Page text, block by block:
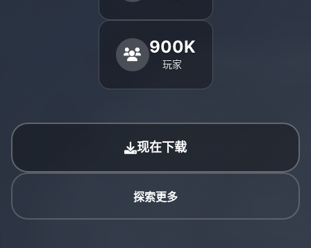
900K
玩家
现在下载
探索更多